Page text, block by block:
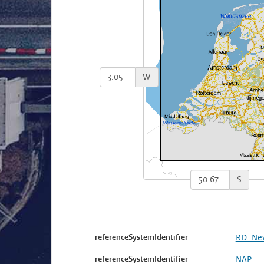
S
W
referenceSystemIdentifier
referenceSystemIdentifier NAP